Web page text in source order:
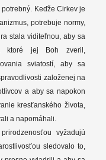
Keďže Cirkev je
potrebuje normy,
stala viditeľnou, aby sa
ktoré jej Boh zveril,
sviatostí, aby sa
založenej na
a aby sa napokon
kresťanského života,
a napomáhali.
vyžadujú
sledovalo to,